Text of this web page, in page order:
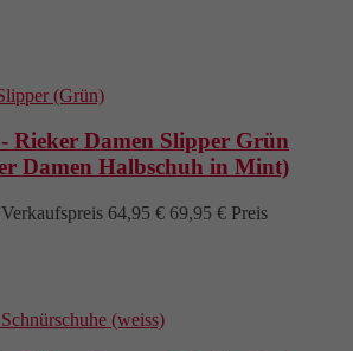
Rieker Damen Slipper Grün
Damen Halbschuh in Mint)
Verkaufspreis 64,95 € 69,95 € Preis